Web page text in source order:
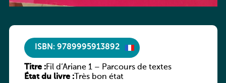
ISBN: 9789995913892
Titre :Fil d’Ariane 1 – Parcours de textes
État du livre :Très bon état